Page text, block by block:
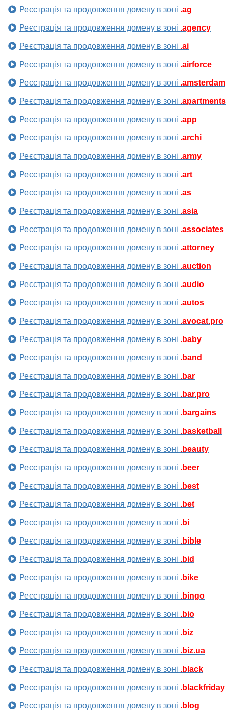
Реєстрація та продовження домену в зоні .ag
Реєстрація та продовження домену в зоні .agency
Реєстрація та продовження домену в зоні .ai
Реєстрація та продовження домену в зоні .airforce
Реєстрація та продовження домену в зоні .amsterdam
Реєстрація та продовження домену в зоні .apartments
Реєстрація та продовження домену в зоні .app
Реєстрація та продовження домену в зоні .archi
Реєстрація та продовження домену в зоні .army
Реєстрація та продовження домену в зоні .art
Реєстрація та продовження домену в зоні .as
Реєстрація та продовження домену в зоні .asia
Реєстрація та продовження домену в зоні .associates
Реєстрація та продовження домену в зоні .attorney
Реєстрація та продовження домену в зоні .auction
Реєстрація та продовження домену в зоні .audio
Реєстрація та продовження домену в зоні .autos
Реєстрація та продовження домену в зоні .avocat.pro
Реєстрація та продовження домену в зоні .baby
Реєстрація та продовження домену в зоні .band
Реєстрація та продовження домену в зоні .bar
Реєстрація та продовження домену в зоні .bar.pro
Реєстрація та продовження домену в зоні .bargains
Реєстрація та продовження домену в зоні .basketball
Реєстрація та продовження домену в зоні .beauty
Реєстрація та продовження домену в зоні .beer
Реєстрація та продовження домену в зоні .best
Реєстрація та продовження домену в зоні .bet
Реєстрація та продовження домену в зоні .bi
Реєстрація та продовження домену в зоні .bible
Реєстрація та продовження домену в зоні .bid
Реєстрація та продовження домену в зоні .bike
Реєстрація та продовження домену в зоні .bingo
Реєстрація та продовження домену в зоні .bio
Реєстрація та продовження домену в зоні .biz
Реєстрація та продовження домену в зоні .biz.ua
Реєстрація та продовження домену в зоні .black
Реєстрація та продовження домену в зоні .blackfriday
Реєстрація та продовження домену в зоні .blog